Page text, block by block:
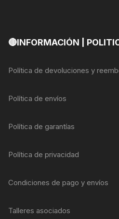
🔴INFORMACIÓN |
Política de devoluciones y
Política de envíos
Política de garantías
Política de privacidad
Condiciones de pago y envíos
Talleres asociados